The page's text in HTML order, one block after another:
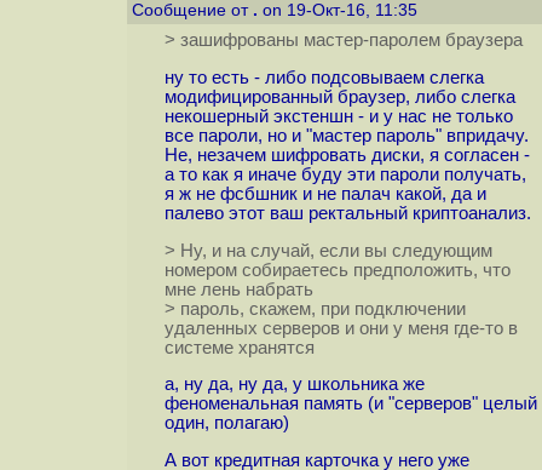
Сообщение от . on 19-Окт-16, 11:35
> зашифрованы мастер-паролем браузера
ну то есть - либо подсовываем слегка
модифицированный браузер, либо слегка
некошерный экстеншн - и у нас не только
все пароли, но и "мастер пароль" впридачу.
Не, незачем шифровать диски, я согласен -
а то как я иначе буду эти пароли получать,
я ж не фсбшник и не палач какой, да и
палево этот ваш ректальный криптоанализ.
> Ну, и на случай, если вы следующим
номером собираетесь предположить, что
мне лень набрать
> пароль, скажем, при подключении
удаленных серверов и они у меня где-то в
системе хранятся
а, ну да, ну да, у школьника же
феноменальная память (и "серверов" целый
один, полагаю)
А вот кредитная карточка у него уже